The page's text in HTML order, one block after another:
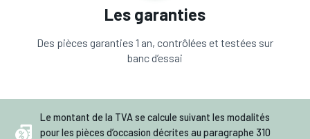
Les garanties
Des pièces garanties 1 an, contrôlées et testées sur
banc d’essai
Le montant de la TVA se calcule suivant les modalités
pour les pièces d’occasion décrites au paragraphe 310